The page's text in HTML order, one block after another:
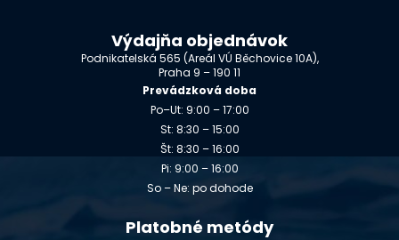
Výdajňa objednávok
Podnikatelská 565 (Areál VÚ Běchovice 10A),
Praha 9 – 190 11
Prevádzková doba
Po–Ut: 9:00 – 17:00
St: 8:30 – 15:00
Št: 8:30 – 16:00
Pi: 9:00 – 16:00
So – Ne: po dohode
Platobné metódy